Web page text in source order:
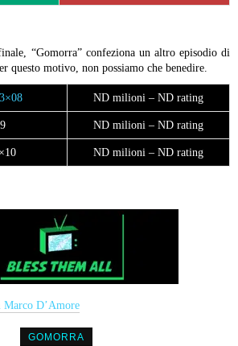
“Gomorra” confeziona un altro episodio di
questo motivo, non possiamo che benedire.
ND milioni – ND rating
ND milioni – ND rating
ND milioni – ND rating
Marco D’Amore
GOMORRA